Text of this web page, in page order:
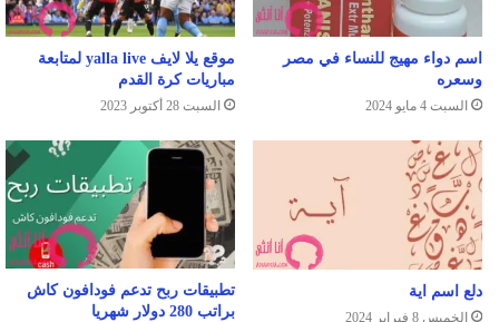
اسم دواء مهيج للنساء في مصر
وسعره
السبت 4 مايو 2024
موقع يلا لايف yalla live لمتابعة
مباريات كرة القدم
السبت 28 أكتوبر 2023
دلع اسم اية
الخميس 8 فبراير 2024
تطبيقات ربح تدعم فودافون كاش
براتب 280 دولار شهريا